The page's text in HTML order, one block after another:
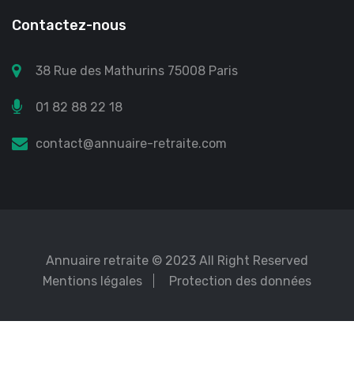
Contactez-nous
38 Rue des Mathurins 75008 Paris
01 82 88 22 18
contact@annuaire-retraite.com
Annuaire retraite © 2023 All Right Reserved
Mentions légales
Protection des données